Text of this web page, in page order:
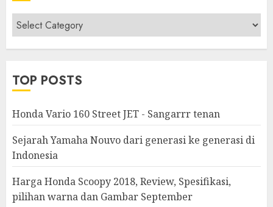
Berita
&
Modifikasi
TOP POSTS
Honda Vario 160 Street JET - Sangarrr tenan
Sejarah Yamaha Nouvo dari generasi ke generasi di
Indonesia
Harga Honda Scoopy 2018, Review, Spesifikasi,
pilihan warna dan Gambar September